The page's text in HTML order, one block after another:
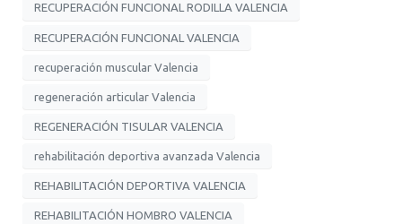
RECUPERACIÓN FUNCIONAL RODILLA VALENCIA
RECUPERACIÓN FUNCIONAL VALENCIA
recuperación muscular Valencia
regeneración articular Valencia
REGENERACIÓN TISULAR VALENCIA
rehabilitación deportiva avanzada Valencia
REHABILITACIÓN DEPORTIVA VALENCIA
REHABILITACIÓN HOMBRO VALENCIA